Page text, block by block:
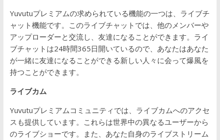
Yuvutuプレミアムの求められている機能の一つは、ライブチ
ャット機能です。このライブチャットでは、他のメンバーや
アップローダーと交流し、友達になることができます。ライ
ブチャットは24時間365日開いているので、あなたはあなた
が一緒に友達になることができる新しい人々に会って爆風を
持つことができます。
ライブカム
Yuvutuプレミアムコミュニティでは、ライブカムへのアクセ
スも提供しています。これらは世界中の異なるユーザーから
のライブショーです。また、あなた自身のライブストリーム